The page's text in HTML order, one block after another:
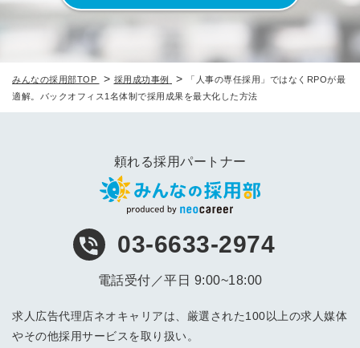
みんなの採用部TOP > 採用成功事例 >
「人事の専任採用」ではなくRPOが最
適解。バックオフィス1名体制で採用成果を最大化した方法
頼れる採用パートナー
03-6633-2974
電話受付／平日 9:00~18:00
求人広告代理店ネオキャリアは、厳選された100以上の求人媒体
やその他採用サービスを取り扱い。